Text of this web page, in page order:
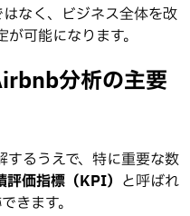
なく、ビジネス全体を改
可能になります。
分析の主要
るうえで、特に重要な数
評価指標（KPI） と呼ばれ
きます。